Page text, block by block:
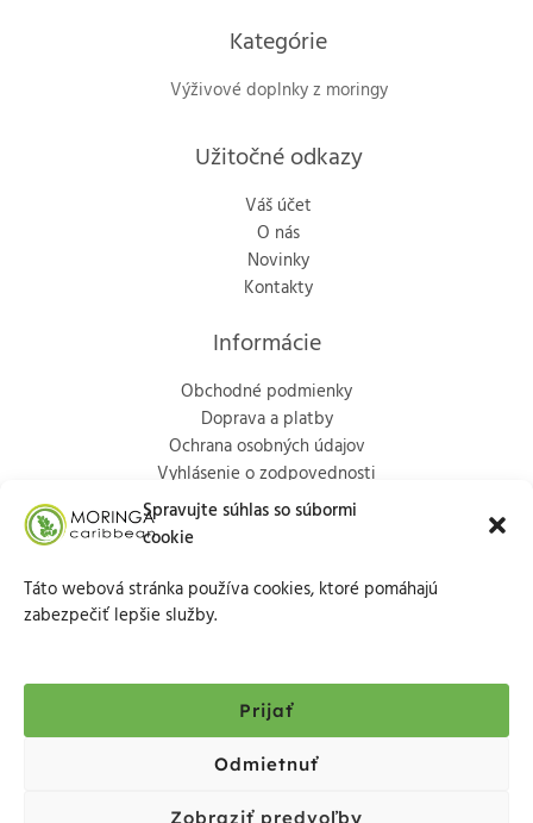
Spravujte súhlas so súbormi
cookie
Táto webová stránka používa cookies, ktoré pomáhajú
zabezpečiť lepšie služby.
Prijať
Odmietnuť
Zobraziť predvoľby
Kategórie
Výživové doplnky z moringy
Užitočné odkazy
Váš účet
O nás
Novinky
Kontakty
Informácie
Obchodné podmienky
Doprava a platby
Ochrana osobných údajov
Vyhlásenie o zodpovednosti
Politika vrátenia
Marka Aurélia 65/9, Trenčín, 911 01